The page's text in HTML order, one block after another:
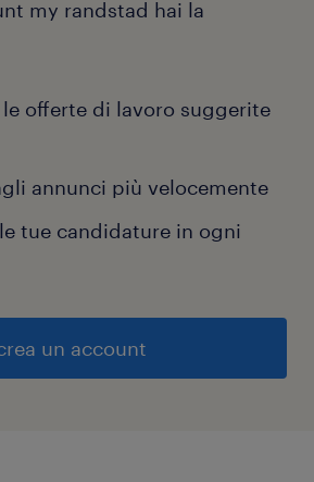
my randstad hai la
le offerte di lavoro suggerite
annunci più velocemente
tue candidature in ogni
un account